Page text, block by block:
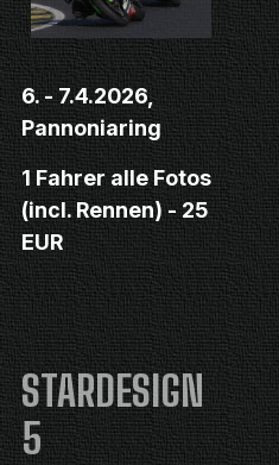
6. - 7.4.2026,
Pannoniaring
1 Fahrer alle Fotos
(incl. Rennen) - 25
EUR
STARDESIGN
5